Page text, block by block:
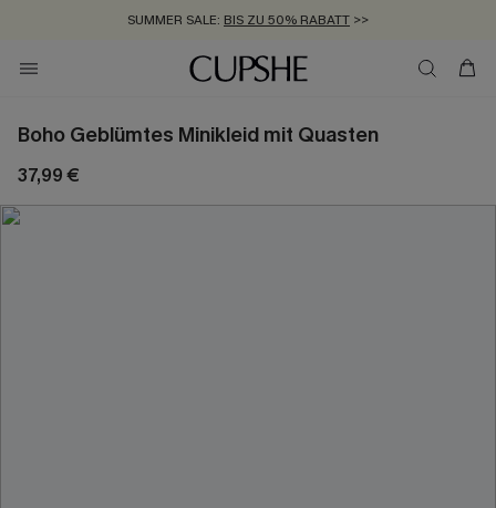
SUMMER SALE: BIS ZU 50% RABATT >>
ZUM NEWSLETTER:BIS ZU -20% EXTRA ERHALTEN
KOSTENLOSER VERSAND AB 89 €
Boho Geblümtes Minikleid mit Quasten
37,99 €